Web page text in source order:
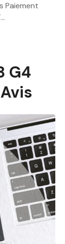
Paiement
G4